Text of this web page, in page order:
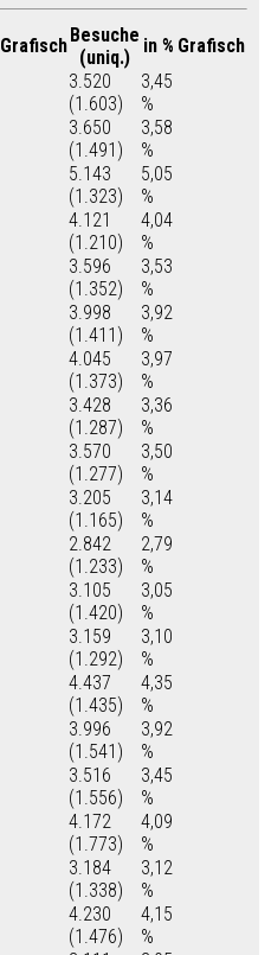
GrafischBesuche
(uniq.)
in % Grafisch
3.520
(1.603)
3,45
%
3.650
(1.491)
3,58
%
5.143
(1.323)
5,05
%
4.121
(1.210)
4,04
%
3.596
(1.352)
3,53
%
3.998
(1.411)
3,92
%
4.045
(1.373)
3,97
%
3.428
(1.287)
3,36
%
3.570
(1.277)
3,50
%
3.205
(1.165)
3,14
%
2.842
(1.233)
2,79
%
3.105
(1.420)
3,05
%
3.159
(1.292)
3,10
%
4.437
(1.435)
4,35
%
3.996
(1.541)
3,92
%
3.516
(1.556)
3,45
%
4.172
(1.773)
4,09
%
3.184
(1.338)
3,12
%
4.230
(1.476)
4,15
%